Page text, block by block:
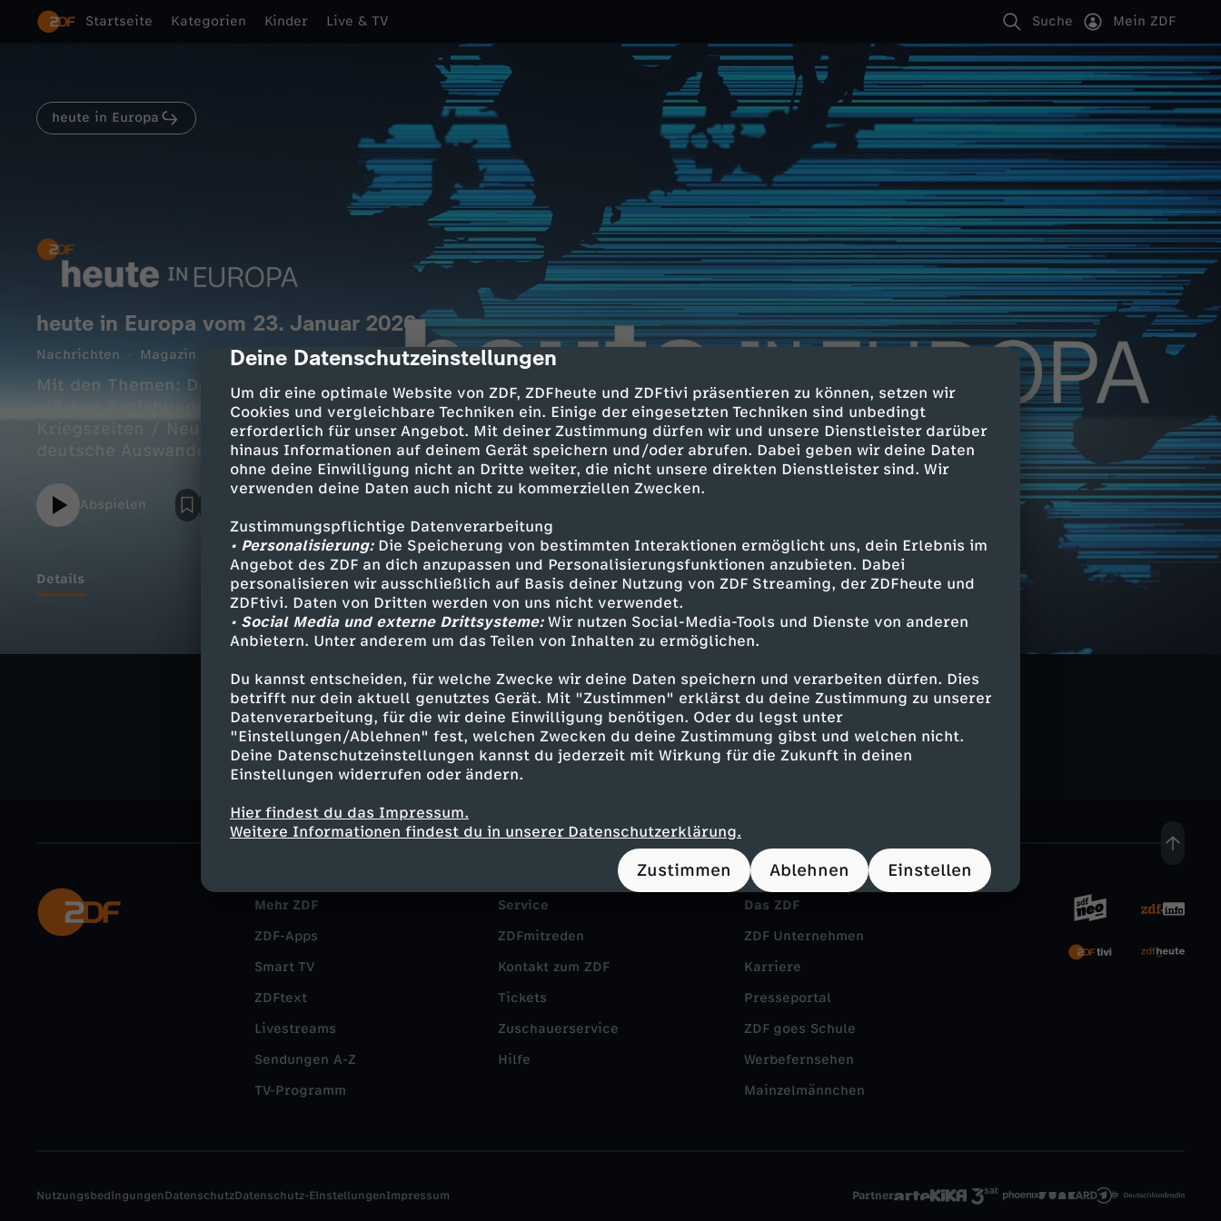
cmp-dialog-description
Deine Datenschutzeinstellungen
Um dir eine optimale Website von ZDF, ZDFheute und ZDFtivi präsentieren zu können, setzen wir
Cookies und vergleichbare Techniken ein. Einige der eingesetzten Techniken sind unbedingt
erforderlich für unser Angebot. Mit deiner Zustimmung dürfen wir und unsere Dienstleister darüber
hinaus Informationen auf deinem Gerät speichern und/oder abrufen. Dabei geben wir deine Daten
ohne deine Einwilligung nicht an Dritte weiter, die nicht unsere direkten Dienstleister sind. Wir
verwenden deine Daten auch nicht zu kommerziellen Zwecken.
Zustimmungspflichtige Datenverarbeitung
• Personalisierung:Die Speicherung von bestimmten Interaktionen ermöglicht uns, dein Erlebnis im
Angebot des ZDF an dich anzupassen und Personalisierungsfunktionen anzubieten. Dabei
personalisieren wir ausschließlich auf Basis deiner Nutzung von ZDF Streaming, der ZDFheute und
ZDFtivi. Daten von Dritten werden von uns nicht verwendet.
• Social Media und externe Drittsysteme:Wir nutzen Social-Media-Tools und Dienste von anderen
Anbietern. Unter anderem um das Teilen von Inhalten zu ermöglichen.
Du kannst entscheiden, für welche Zwecke wir deine Daten speichern und verarbeiten dürfen. Dies
betrifft nur dein aktuell genutztes Gerät. Mit "Zustimmen" erklärst du deine Zustimmung zu unserer
Datenverarbeitung, für die wir deine Einwilligung benötigen. Oder du legst unter
"Einstellungen/Ablehnen" fest, welchen Zwecken du deine Zustimmung gibst und welchen nicht.
Deine Datenschutzeinstellungen kannst du jederzeit mit Wirkung für die Zukunft in deinen
Einstellungen widerrufen oder ändern.
Hier findest du das Impressum.
Weitere Informationen findest du in unserer Datenschutzerklärung.
Zustimmen Ablehnen Einstellen
Startseite Kategorien Kinder Live & TV Suche Mein ZDF
heute in Europa
heute in Europa vom 23. Januar 2026
Nachrichten Magazin hintergründig 15 Min. 23.01.2026 ZDF
Mit den Themen: Deutsch-italienische Beratungen – Merz und Meloni
stärken Beziehungen/ Ohne Heizung und Strom - Leben in Russland in
Kriegszeiten / Neues Leben auf Dänemarks Insel Ærø – Paradies für
deutsche Auswanderer
Abspielen
Details
Ähnliche Inhalte entdecken
Nachrichten Magazin hintergründig heute in Europa
Mehr ZDF
ZDF-Apps
Smart TV
ZDFtext
Livestreams
Sendungen A-Z
TV-Programm
Service
ZDFmitreden
Kontakt zum ZDF
Tickets
Zuschauerservice
Hilfe
Das ZDF
ZDF Unternehmen
Karriere
Presseportal
ZDF goes Schule
Werbefernsehen
Mainzelmännchen
Partner
NutzungsbedingungenDatenschutzDatenschutz-EinstellungenImpressum